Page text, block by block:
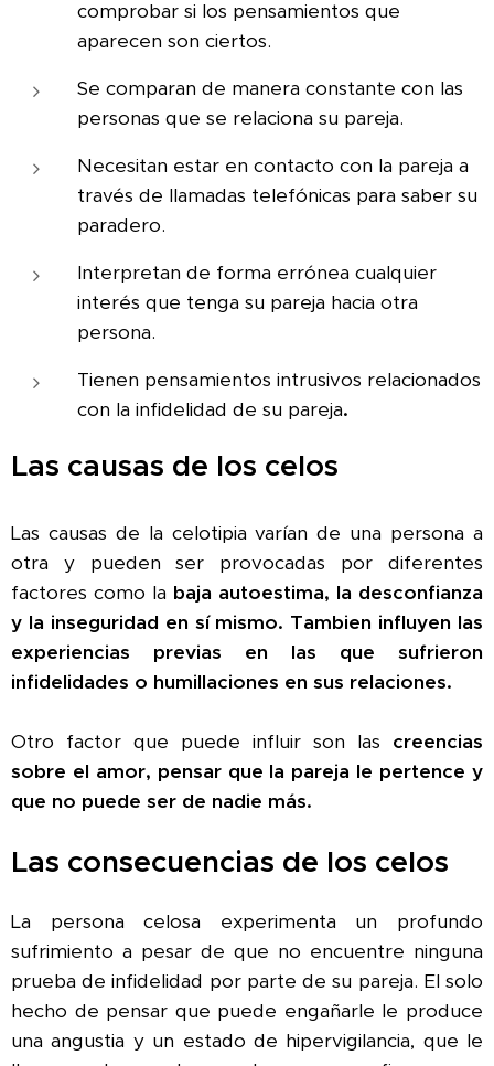
comprobar si los pensamientos que
aparecen son ciertos.
Se comparan de manera constante con las
personas que se relaciona su pareja.
Necesitan estar en contacto con la pareja a
través de llamadas telefónicas para saber su
paradero.
Interpretan de forma errónea cualquier
interés que tenga su pareja hacia otra
persona.
Tienen pensamientos intrusivos relacionados
con la infidelidad de su pareja.
Las causas de los celos
Las causas de la celotipia varían de una persona a
otra y pueden ser provocadas por diferentes
factores como la baja autoestima, la desconfianza
y la inseguridad en sí mismo. Tambien influyen las
experiencias previas en las que sufrieron
infidelidades o humillaciones en sus relaciones.
Otro factor que puede influir son las creencias
sobre el amor, pensar que la pareja le pertence y
que no puede ser de nadie más.
Las consecuencias de los celos
La persona celosa experimenta un profundo
sufrimiento a pesar de que no encuentre ninguna
prueba de infidelidad por parte de su pareja. El solo
hecho de pensar que puede engañarle le produce
una angustia y un estado de hipervigilancia, que le